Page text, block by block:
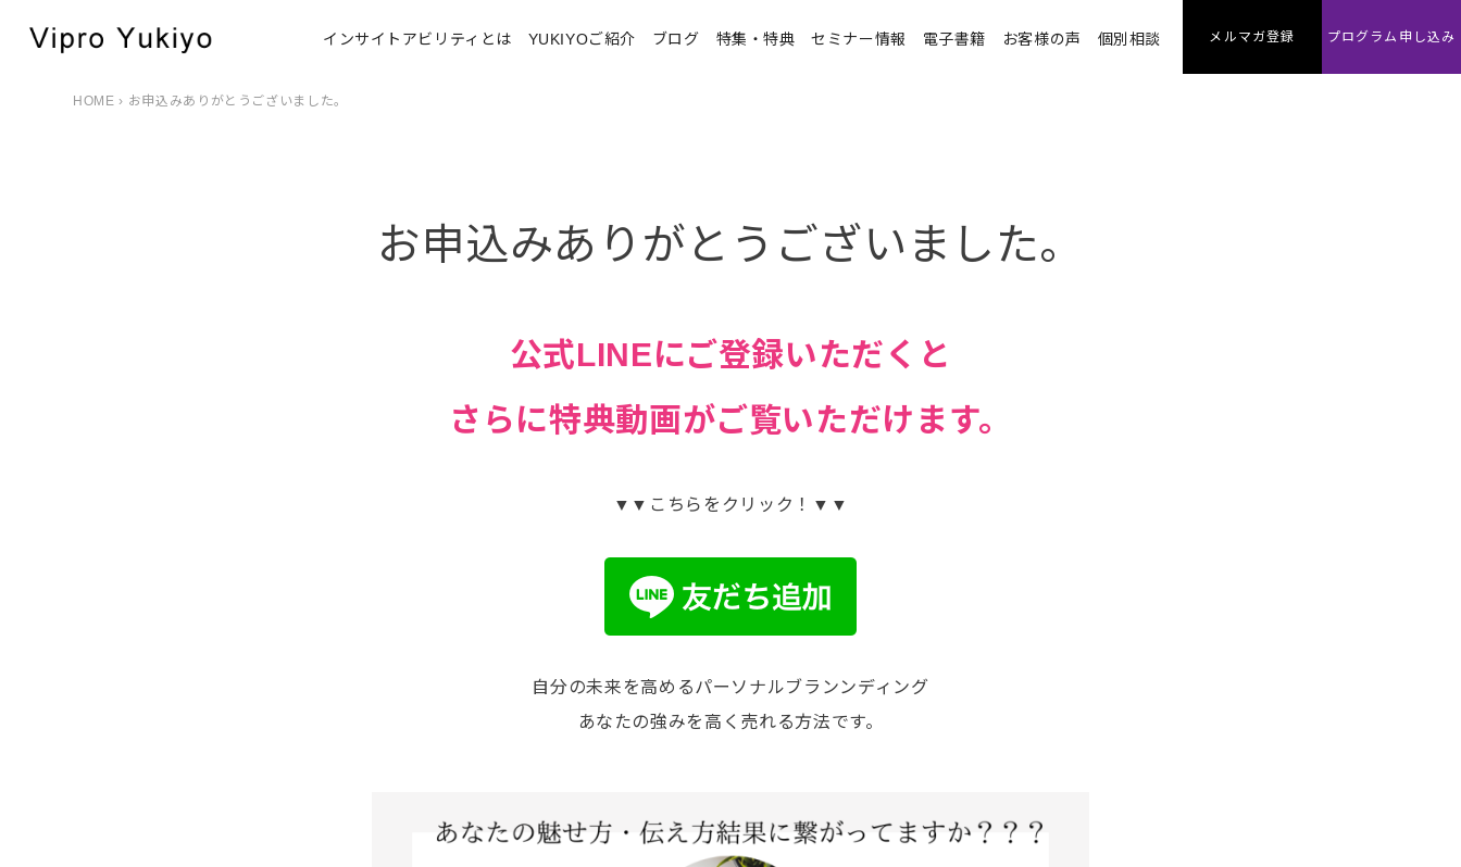
インサイトアビリティとは YUKIYOご紹介 ブログ 特集・特典 セミナー情報 電子書籍 お客様の声 個別相談 メルマガ登録 プログラム申し込み
HOME › お申込みありがとうございました。
お申込みありがとうございました。
公式LINEにご登録いただくと
さらに特典動画がご覧いただけます。
▼▼こちらをクリック！▼▼
自分の未来を高めるパーソナルブランンディング
あなたの強みを高く売れる方法です。